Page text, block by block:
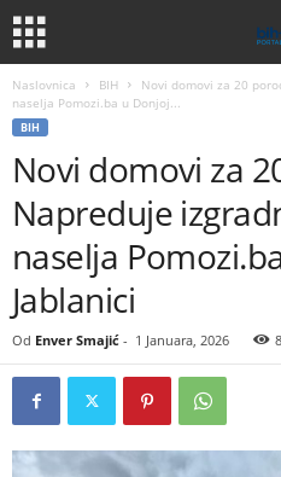
Naslovnica BIH
Novi domovi za 20
naselja Pomozi.ba u Donjoj...
BIH
Novi domovi za
Napreduje
naselja
Jablanici
Od Enver Smajić - 1 Januara, 2026